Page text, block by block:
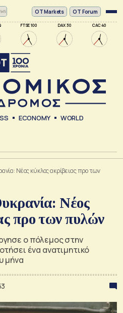
FTSE 100 DAX 30 CAC 40
ΟΤ Markets OT Forum
ECONOMY WORLD
Νέος κύκλος ακρίβειας προ των
Νέος
προ των πυλών
ο πόλεμος στην
ένα ανατιμητικό
μήνα